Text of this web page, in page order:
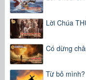
Lời Chúa
Có dừng
Từ bỏ mình?